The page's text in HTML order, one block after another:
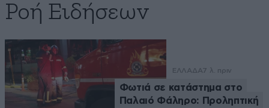
Ροή Ειδήσεων
ΕΛΛΑΔΑ7 λ. πριν
Φωτιά σε κατάστημα στο
Παλαιό Φάληρο: Προληπτική